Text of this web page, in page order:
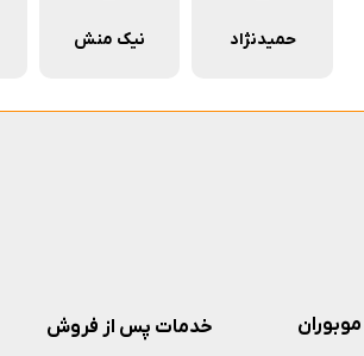
حمیدنژاد نیک منش
موبوران خدمات پس از فروش